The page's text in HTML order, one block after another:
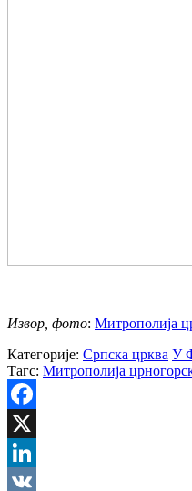
Извор, фото: Митрополија
Категорије: Српска црква У
Тагс: Митрополија
Facebook
X
LinkedIn